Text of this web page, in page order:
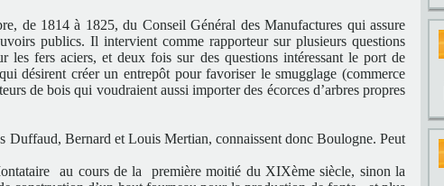
de 1814 à 1825, du Conseil Général des Manufactures qui assure
publics. Il intervient comme rapporteur sur plusieurs questions
les fers aciers, et deux fois sur des questions intéressant le port de
désirent créer un entrepôt pour favoriser le smugglage (commerce
de bois qui voudraient aussi importer des écorces d’arbres propres
Duffaud, Bernard et Louis Mertian, connaissent donc Boulogne. Peut
au cours de la première moitié du XIXème siècle, sinon la